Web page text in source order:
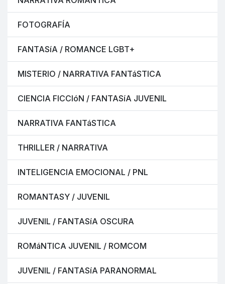
FOTOGRAFÍA
FANTASíA / ROMANCE LGBT+
MISTERIO / NARRATIVA FANTáSTICA
CIENCIA FICCIóN / FANTASíA JUVENIL
NARRATIVA FANTáSTICA
THRILLER / NARRATIVA
INTELIGENCIA EMOCIONAL / PNL
ROMANTASY / JUVENIL
JUVENIL / FANTASíA OSCURA
ROMáNTICA JUVENIL / ROMCOM
JUVENIL / FANTASíA PARANORMAL